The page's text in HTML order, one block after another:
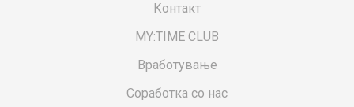
Контакт
MY:TIME CLUB
Вработување
Соработка со нас